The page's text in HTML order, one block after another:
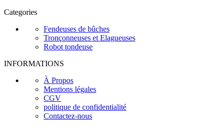
Categories
Fendeuses de bûches
Tronçonneuses et Elagueuses
Robot tondeuse
INFORMATIONS
À Propos
Mentions légales
CGV
politique de confidentialité
Contactez-nous